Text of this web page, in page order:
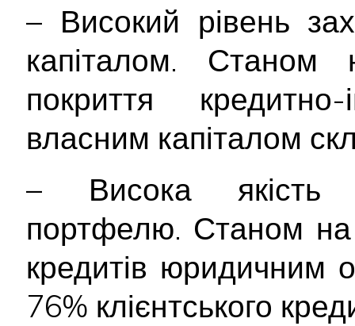
– Високий рівень
капіталом.
покриття кредитно-
власним капіталом
– Висока якість
портфелю. Станом
кредитів юридичним
76% клієнтського